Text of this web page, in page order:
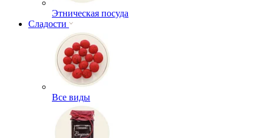
Этническая посуда
Сладости
Все виды